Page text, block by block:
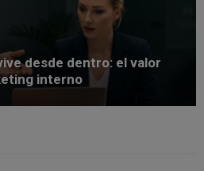
desde dentro: el valor
interno